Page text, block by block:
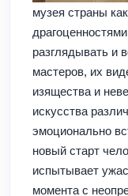
музея страны
разглядывать и
мастеров, их
изящества и
искусства
эмоционально
новый старт
испытывает
момента с